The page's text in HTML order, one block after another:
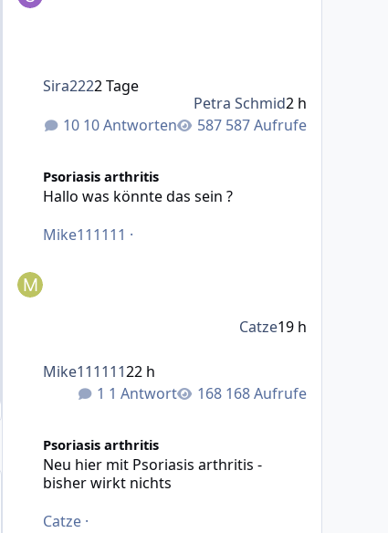
10 Antworten 587 Aufrufe
Sira2222 Tage
Petra Schmid2 h
Psoriasis arthritis
Hallo was könnte das sein ?
Mike111111 ·
1 Antwort 168 Aufrufe
Mike11111122 h
Catze19 h
Psoriasis arthritis
Neu hier mit Psoriasis arthritis -
bisher wirkt nichts
Catze ·